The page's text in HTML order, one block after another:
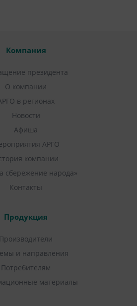
Компания
президента
О компании
в регионах
Новости
Афиша
АРГО
компании
сбережение народа»
Контакты
Продукция
Производители
и направления
Потребителям
материалы